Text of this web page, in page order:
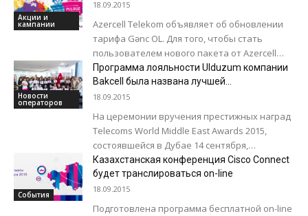
очередной этап проекта «Герои
Азербайджана. Виртуальный путеводитель».
В рамках...
Акции и
кампании
18.09.2015
Azercell Telekom объявляет об обновлении
тарифа Gənc OL. Для того, чтобы стать
пользователем нового пакета от Azercell
абонентам SimSim нужно отправить
ключевое слово «G5»...
Новости
операторов
Программа лояльности Ulduzum компании
Bakcell была названа лучшей
потребительской услугой в сфере
18.09.2015
На церемонии вручения престижных наград
Telecoms World Middle East Awards 2015,
состоявшейся в Дубае 14 сентября,
программе Ulduzum компании Bakcell было
присуждено первое место...
События
Казахстанская конференция Cisco Connect
будет транслироваться on-line
18.09.2015
Подготовлена программа бесплатной on-line